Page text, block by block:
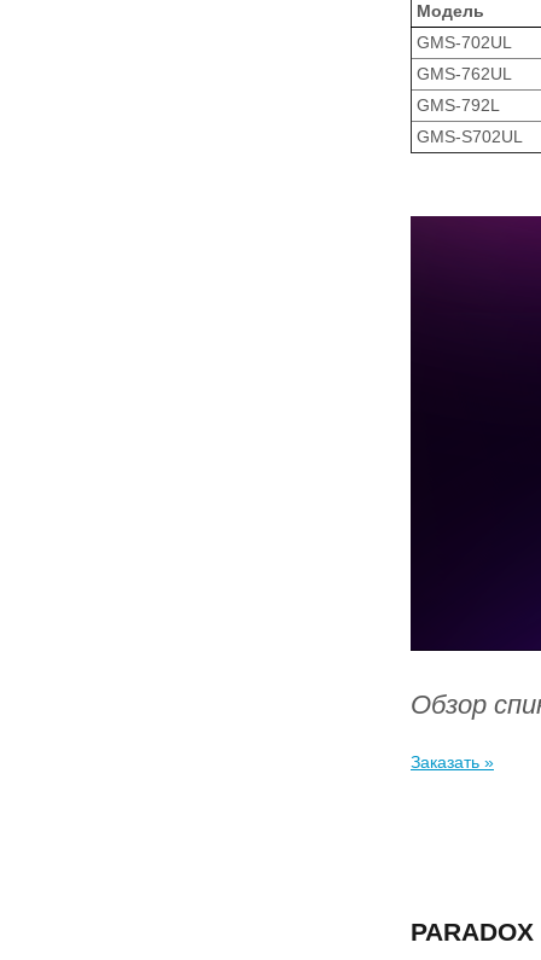
Модель
GMS-702UL
GMS-762UL
GMS-792L
GMS-S702UL
Обзор
Заказать »
PARADOX